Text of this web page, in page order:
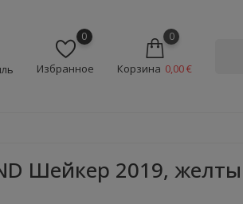
0
Избранное
0
Корзина 0,00 €
Шейкер 2019,